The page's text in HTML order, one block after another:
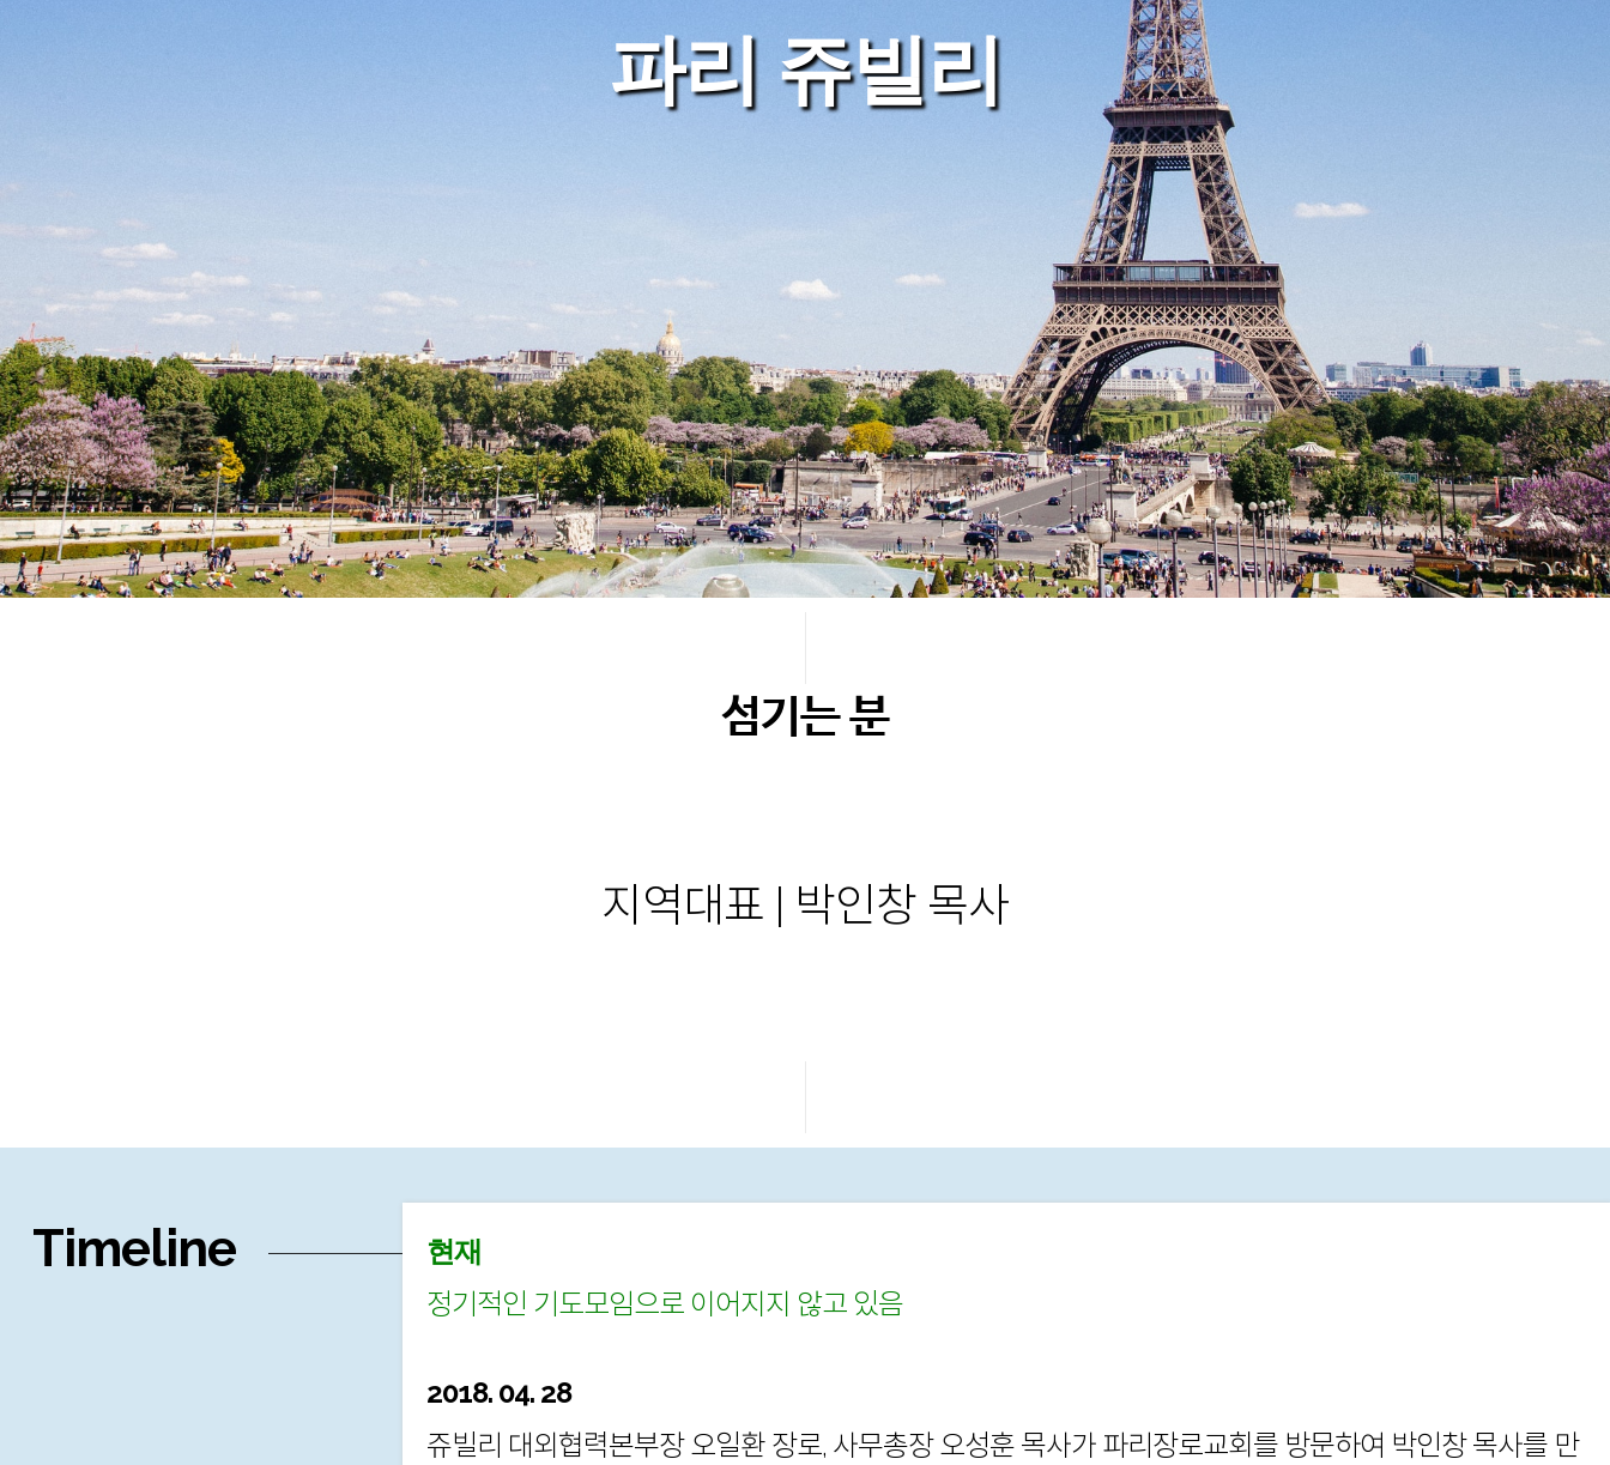
파리 쥬빌리
섬기는 분
지역대표 | 박인창 목사
Timeline
현재
정기적인 기도모임으로 이어지지 않고 있음
2018. 04. 28
쥬빌리 대외협력본부장 오일환 장로, 사무총장 오성훈 목사가 파리장로교회를 방문하여 박인창 목사를 만